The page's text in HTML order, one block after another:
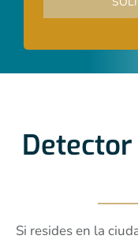
Si resides en la